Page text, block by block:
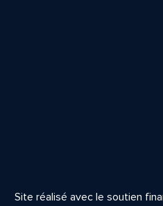
Site réalisé avec le soutien